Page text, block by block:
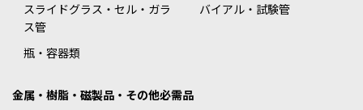
スライドグラス・セル・ガラ
ス管
バイアル・試験管
瓶・容器類
金属・樹脂・磁製品・その他必需品